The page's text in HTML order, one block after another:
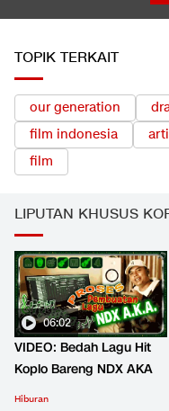
TOPIK TERKAIT
our generation
film indonesia
film
LIPUTAN KHUSUS
06:02
VIDEO: Bedah Lagu Hit
Koplo Bareng NDX AKA
Hiburan